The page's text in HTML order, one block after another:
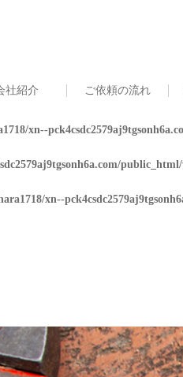
社紹介 ご依頼の流れ
xn--
xn--
xn--